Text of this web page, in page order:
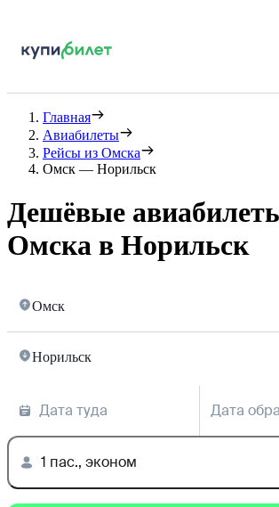
Главная
Авиабилеты
Рейсы из Омска
Омск — Норильск
Дешёвые
Омска в Норильск
Омск
Норильск
Дата туда Дата
1 пас., эконом